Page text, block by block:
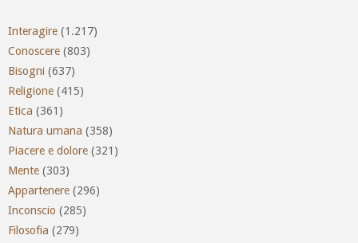
Interagire (1.217)
Conoscere (803)
Bisogni (637)
Religione (415)
Etica (361)
Natura umana (358)
Piacere e dolore (321)
Mente (303)
Appartenere (296)
Inconscio (285)
Filosofia (279)